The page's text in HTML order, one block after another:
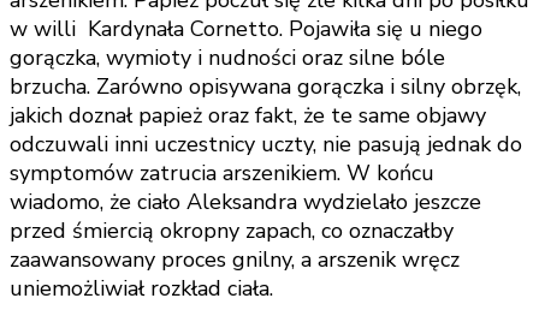
w willi Kardynała Cornetto. Pojawiła się u niego
gorączka, wymioty i nudności oraz silne bóle
brzucha. Zarówno opisywana gorączka i silny obrzęk,
jakich doznał papież oraz fakt, że te same objawy
odczuwali inni uczestnicy uczty, nie pasują jednak do
symptomów zatrucia arszenikiem. W końcu
wiadomo, że ciało Aleksandra wydzielało jeszcze
przed śmiercią okropny zapach, co oznaczałby
zaawansowany proces gnilny, a arszenik wręcz
uniemożliwiał rozkład ciała.